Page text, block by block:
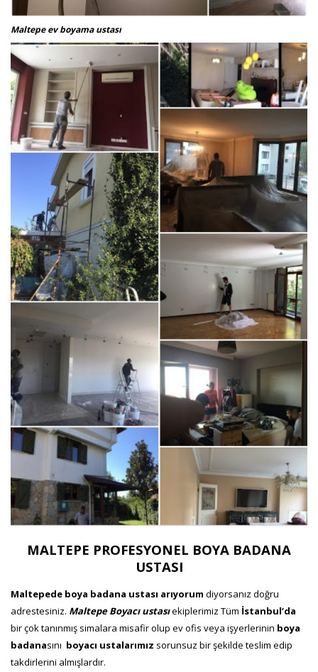
Maltepe ev boyama ustası
MALTEPE PROFESYONEL BOYA BADANA
USTASI
Maltepede boya badana ustası arıyorum diyorsanız doğru
adrestesiniz. Maltepe Boyacı ustasıekiplerimiz Tüm İstanbul’da
bir çok tanınmış simalara misafir olup ev ofis veya işyerlerinin boya
badanasını boyacı ustalarımız sorunsuz bir şekilde teslim edip
takdirlerini almışlardır.